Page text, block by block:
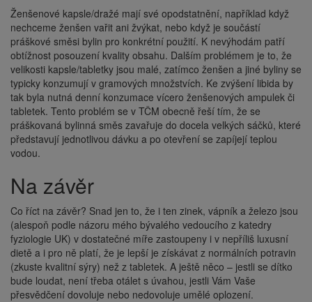
Ženšenové kapsle/dražé mají své opodstatnění, například když
nechceme ženšen vařit ani žvýkat, nebo když je součástí
práškové směsi bylin pro konkrétní použití. K nevýhodám patří
obtížnost posouzení kvality obsahu. Dalším problémem je to, že
velikosti kapsle/tabletky jsou malé, zatímco ženšen a jiné byliny se
typicky konzumují v gramových množstvích. Ke zvýšení libida by
tak byla nutná denní konzumace vícero ženšenových ampulek či
tabletek. Tento problém se v TČM obecně řeší tím, že se
práškovaná bylinná směs zavařuje do docela velkých sáčků, které
představují jednotlivou dávku a po otevření se zapíjejí teplou
vodou.
Na závěr
Co říct na závěr? Snad jen to, že i ten zinek, vápník a železo jsou
(alespoň podle názoru mého bývalého vedoucího z katedry
fyziologie UK) v dostatečné míře zastoupeny i v nepříliš luxusní
dietě a i pro ně platí, že je lepší je získávat z normálních potravin
(zkuste kvalitní sýry) než z tabletek. A ještě něco – jestli se dítko
bude loudat, není třeba otálet s úvahou, jestli Vám Vaše
přesvědčení dovoluje nebo nedovoluje umělé oplození.